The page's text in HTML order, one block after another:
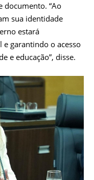
documento. “Ao
sua identidade
estará
garantindo o acesso
e educação”, disse.